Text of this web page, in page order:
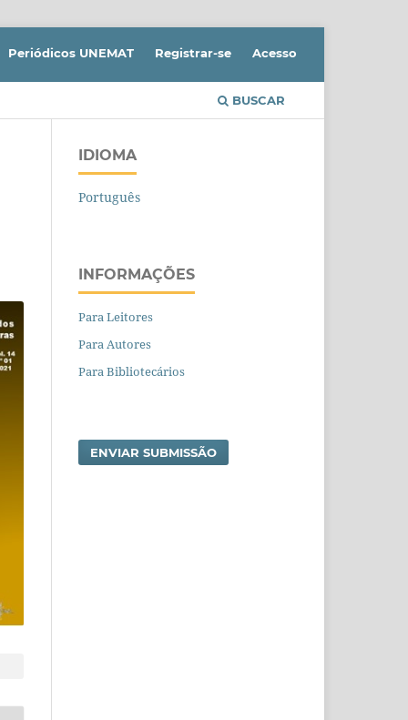
BUSCAR
Periódicos UNEMAT Registrar-se Acesso
IDIOMA
Português
INFORMAÇÕES
Para Leitores
Para Autores
Para Bibliotecários
ENVIAR SUBMISSÃO